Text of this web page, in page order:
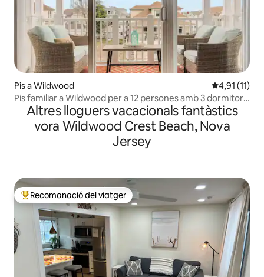
Pis a Wildwood 4,91 de
4,91 (11)
Pis familiar a Wildwood per a 12 persones amb 3 dormitoris
i 3 banys
Altres lloguers vacacionals fantàstics
vora Wildwood Crest Beach, Nova
Jersey
Principals recomanacions dels viatgers
Recomanació del viatger